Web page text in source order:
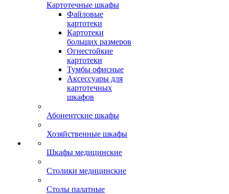
Картотечные шкафы
Файловые
картотеки
Картотеки
больших размеров
Огнестойкие
картотеки
Тумбы офисные
Аксессуары для
картотечных
шкафов
Абонентские шкафы
Хозяйственные шкафы
Шкафы медицинские
Столики медицинские
Столы палатные